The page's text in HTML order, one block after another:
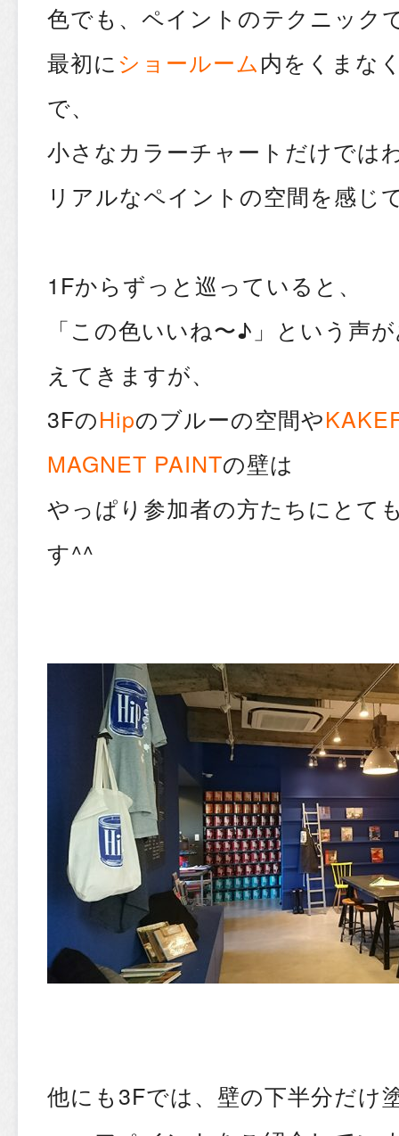
色でも、ペイントのテクニック
最初にショールーム内をくまな
で、
小さなカラーチャートだけでは
リアルなペイントの空間を感じ
1Fからずっと巡っていると、
「この色いいね〜♪」という声
えてきますが、
3FのHipのブルーの空間や
MAGNET PAINTの壁は
やっぱり参加者の方たちにとて
す^^
他にも3Fでは、壁の下半分だけ